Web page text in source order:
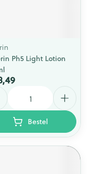
Ph5 Light Lotion
Bestel